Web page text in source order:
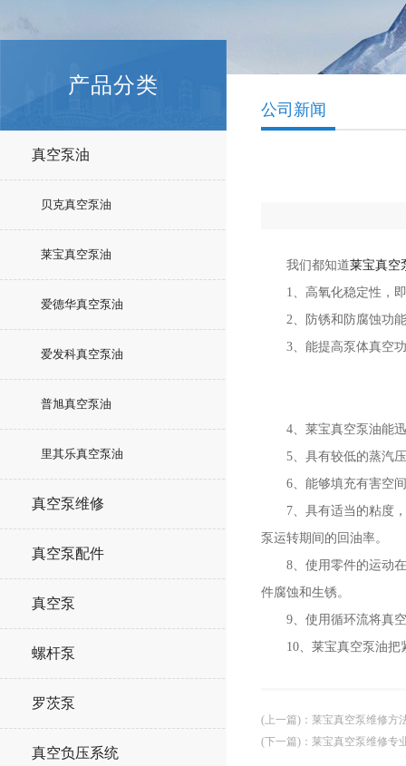
产品分类
真空泵油
贝克真空泵油
莱宝真空泵油
爱德华真空泵油
爱发科真空泵油
普旭真空泵油
里其乐真空泵油
真空泵维修
真空泵配件
真空泵
螺杆泵
罗茨泵
真空负压系统
公司新闻
我们都知道莱宝真空
1、高氧化稳定性，即
2、防锈和防腐蚀功能
3、能提高泵体真空功
4、莱宝真空泵油能迅
5、具有较低的蒸汽压
6、能够填充有害空间
7、具有适当的粘度，
泵运转期间的回油率。
8、使用零件的运动在
件腐蚀和生锈。
9、使用循环流将真空
10、莱宝真空泵油把紧
(上一篇) ： 莱宝真空泵维修方
(下一篇) ： 莱宝真空泵维修专